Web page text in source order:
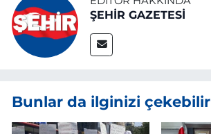
ŞEHİR GAZETESİ
Bunlar da ilginizi çekebilir